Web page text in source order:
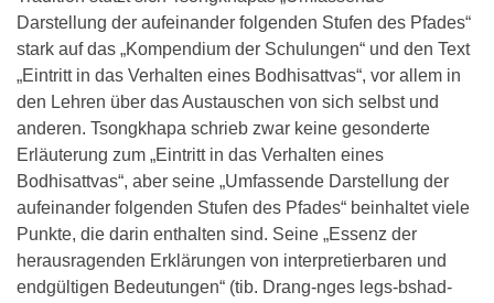
Darstellung der aufeinander folgenden Stufen des Pfades“
stark auf das „Kompendium der Schulungen“ und den Text
„Eintritt in das Verhalten eines Bodhisattvas“, vor allem in
den Lehren über das Austauschen von sich selbst und
anderen. Tsongkhapa schrieb zwar keine gesonderte
Erläuterung zum „Eintritt in das Verhalten eines
Bodhisattvas“, aber seine „Umfassende Darstellung der
aufeinander folgenden Stufen des Pfades“ beinhaltet viele
Punkte, die darin enthalten sind. Seine „Essenz der
herausragenden Erklärungen von interpretierbaren und
endgültigen Bedeutungen“ (tib. Drang-nges legs-bshad-